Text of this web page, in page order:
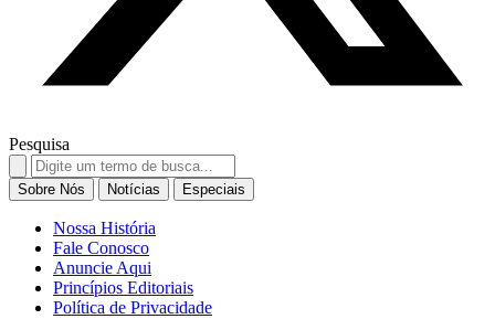
Pesquisa
Search
for:
Sobre Nós Notícias Especiais
Nossa História
Fale Conosco
Anuncie Aqui
Princípios Editoriais
Política de Privacidade